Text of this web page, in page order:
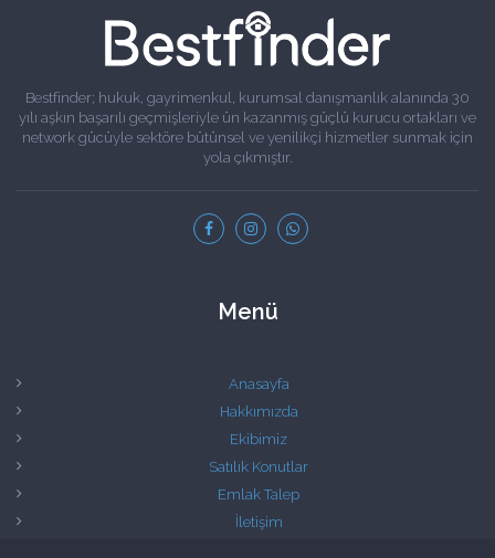
Bestfinder; hukuk, gayrimenkul, kurumsal danışmanlık alanında 30
yılı aşkın başarılı geçmişleriyle ün kazanmış güçlü kurucu ortakları ve
network gücüyle sektöre bütünsel ve yenilikçi hizmetler sunmak için
yola çıkmıştır.
Menü
Anasayfa
Hakkımızda
Ekibimiz
Satılık Konutlar
Emlak Talep
İletişim